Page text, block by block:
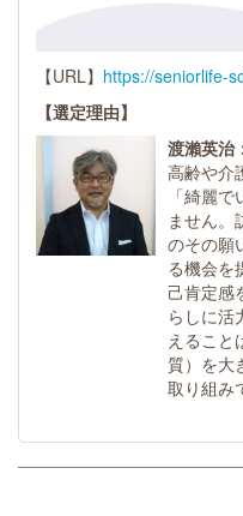
【URL】 https://seniorlife-
【選定理由】
渡瀨英治
高齢や介
「綺麗
ません。
のその願
る機会を
己肯定感
らしに活
えること
質）を大
取り組み